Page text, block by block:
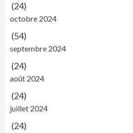
(24)
octobre 2024
(54)
septembre 2024
(24)
août 2024
(24)
juillet 2024
(24)